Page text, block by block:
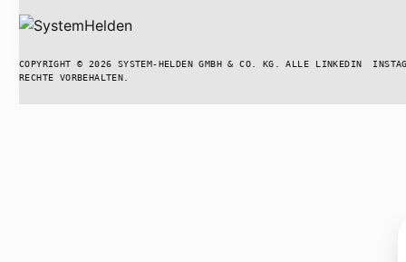
COPYRIGHT © 2026 SYSTEM-HELDEN GMBH & CO. KG. ALLE
RECHTE VORBEHALTEN.
LINKEDIN